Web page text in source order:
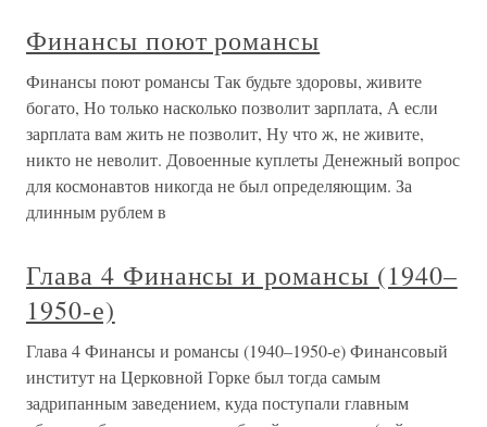
Финансы поют романсы
Финансы поют романсы Так будьте здоровы, живите
богато, Но только насколько позволит зарплата, А если
зарплата вам жить не позволит, Ну что ж, не живите,
никто не неволит. Довоенные куплеты Денежный вопрос
для космонавтов никогда не был определяющим. За
длинным рублем в
Глава 4 Финансы и романсы (1940–
1950-е)
Глава 4 Финансы и романсы (1940–1950-е) Финансовый
институт на Церковной Горке был тогда самым
задрипанным заведением, куда поступали главным